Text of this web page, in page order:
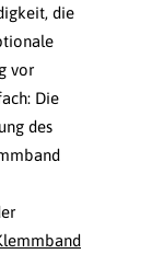
die
vor
Die
des